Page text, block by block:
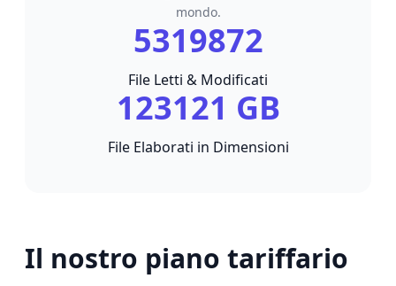
mondo.
5319872
File Letti & Modificati
123121 GB
File Elaborati in Dimensioni
Il nostro piano tariffario